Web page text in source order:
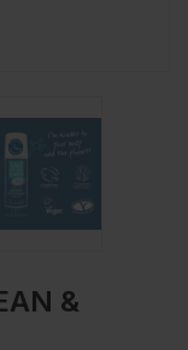
&